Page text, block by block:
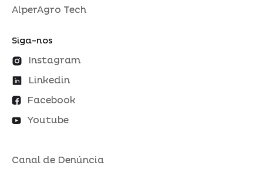
AlperAgro Tech
Siga-nos
Instagram
Linkedin
Facebook
Youtube
Canal de Denúncia